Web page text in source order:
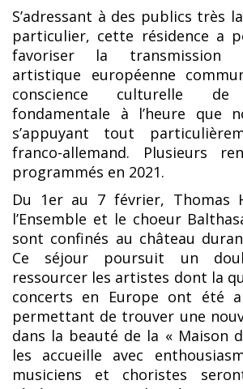
S’adressant à des publics très
particulier, cette résidence a
favoriser la transmission
artistique européenne
conscience culturelle
fondamentale à l’heure que
s’appuyant tout
franco-allemand. Plusieurs
programmés en 2021.
Du 1er au 7 février, Thomas
l’Ensemble et le choeur
sont confinés au château
Ce séjour poursuit un
ressourcer les artistes dont la
concerts en Europe ont été
permettant de trouver une
dans la beauté de la « Maison
les accueille avec
musiciens et choristes